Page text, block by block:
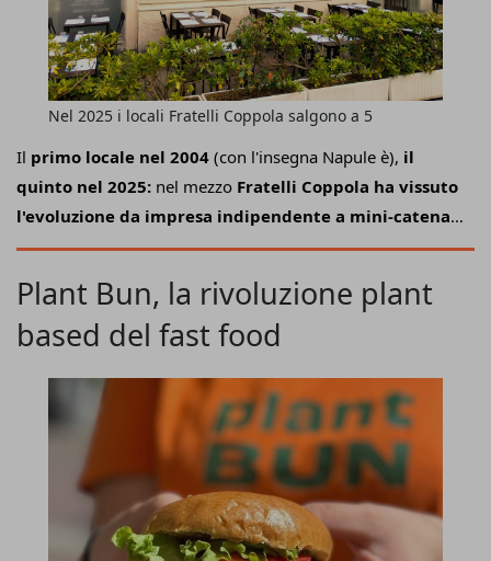
Il primo locale nel 2004 (con l'insegna Napule è), il
quinto nel 2025: nel mezzo Fratelli Coppola ha vissuto
l'evoluzione da impresa indipendente a mini-catena.
A guidarla, oggi,i fratelli Katia, Ciro e Antonioche
vent'anni fa a Comofacendolo diventare un punto di
riferimento per i pizza lover senza per questo rinunciare a
questo grazie a un
business model che unisce
artigianalità e la logica dei piccoli passi. "Non ci
poniamo obiettivi, ma nemmeno limiti:se dovessimo
raggiungere i 10 locali saremmo felici,
ma anche così
siamo sicuri di aver già raggiunto un successo", rivela Ciro
Coppola.
Nel 2025 i locali Fratelli Coppola salgono a 5
Plant Bun, la rivoluzione plant
based del fast food